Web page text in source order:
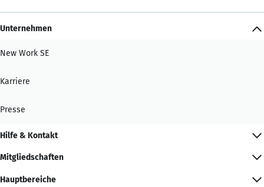
Unternehmen
New Work SE
Karriere
Presse
Hilfe & Kontakt
Mitgliedschaften
Hauptbereiche